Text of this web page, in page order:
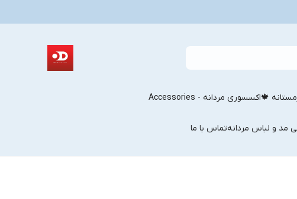
🍁اکسسوری مردانه - Accessories
مد و لباس مردانهتماس با ما